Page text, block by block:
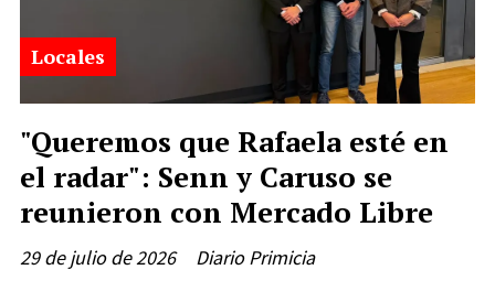
"Queremos que Rafaela esté en
el radar": Senn y Caruso se
reunieron con Mercado Libre
Diario Primicia
Locales
29 de julio de 2026